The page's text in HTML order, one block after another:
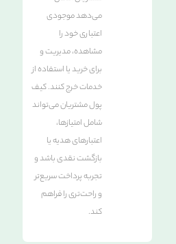
می‌دهد موجودی
اعتباری خود را
مشاهده، مدیریت و
برای خرید یا استفاده از
خدمات خرج کنند. کیف
پول مشتریان می‌تواند
شامل امتیازها،
اعتبارهای هدیه یا
بازگشت نقدی باشد و
تجربه پرداخت سریع‌تر
و راحت‌تری را فراهم
کند.